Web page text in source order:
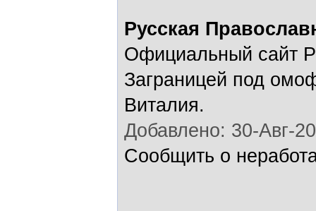
Русская
Официальный сайт
Заграницей под
Виталия.
Добавлено: 30-Авг-
Сообщить о